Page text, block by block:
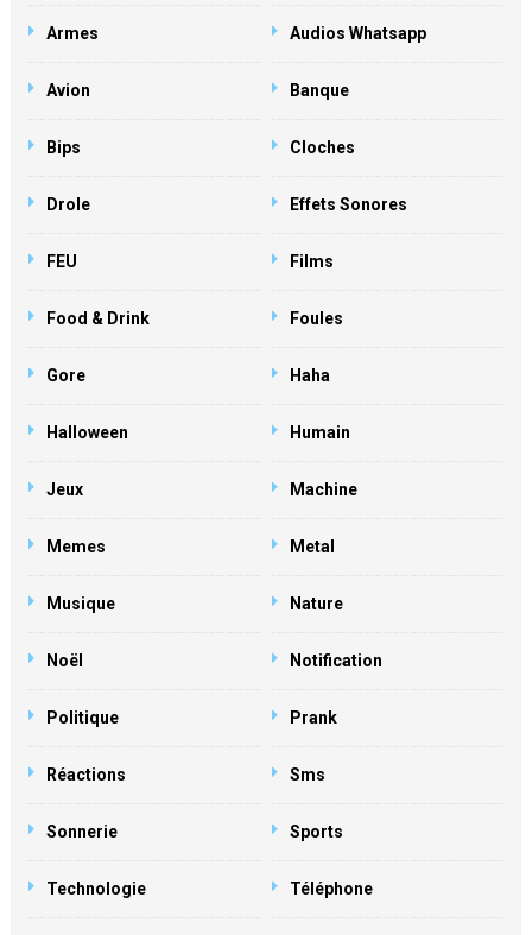
Armes Audios Whatsapp
Avion Banque
Bips Cloches
Drole Effets Sonores
FEU Films
Food & Drink Foules
Gore Haha
Halloween Humain
Jeux Machine
Memes Metal
Musique Nature
Noël Notification
Politique Prank
Réactions Sms
Sonnerie Sports
Technologie Téléphone